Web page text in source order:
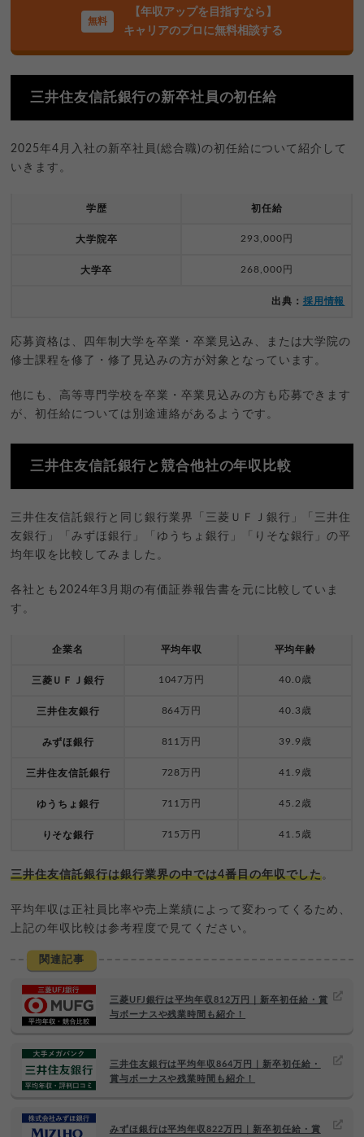
【年収アップを目指すなら】
キャリアのプロに無料相談する
三井住友信託銀行の新卒社員の初任給
2025年4月入社の新卒社員(総合職)の初任給について紹介して
いきます。
学歴 初任給
大学院卒 293,000円
大学卒 268,000円
出典： 採用情報
応募資格は、四年制大学を卒業・卒業見込み、または大学院の
修士課程を修了・修了見込みの方が対象となっています。
他にも、高等専門学校を卒業・卒業見込みの方も応募できます
が、初任給については別途連絡があるようです。
三井住友信託銀行と競合他社の年収比較
三井住友信託銀行と同じ銀行業界「三菱ＵＦＪ銀行」「三井住
友銀行」「みずほ銀行」「ゆうちょ銀行」「りそな銀行」の平
均年収を比較してみました。
各社とも2024年3月期の有価証券報告書を元に比較していま
す。
企業名 平均年収 平均年齢
三菱ＵＦＪ銀行 1047万円 40.0歳
三井住友銀行 864万円 40.3歳
みずほ銀行 811万円 39.9歳
三井住友信託銀行 728万円 41.9歳
ゆうちょ銀行 711万円 45.2歳
りそな銀行 715万円 41.5歳
三井住友信託銀行は銀行業界の中では4番目の年収でした。
平均年収は正社員比率や売上業績によって変わってくるため、
上記の年収比較は参考程度で見てください。
関連記事
三菱UFJ銀行は平均年収812万円｜新卒初任給・賞
与ボーナスや残業時間も紹介！
三井住友銀行は平均年収864万円｜新卒初任給・
賞与ボーナスや残業時間も紹介！
みずほ銀行は平均年収822万円｜新卒初任給・賞